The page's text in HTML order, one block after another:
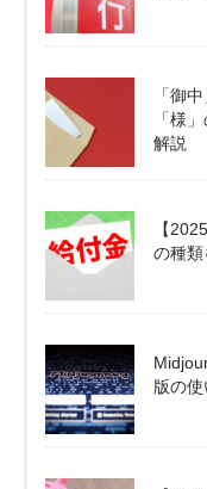
「御
「様
解説
【
の種類
版の使